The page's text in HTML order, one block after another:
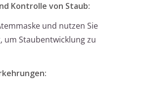
Kontrolle von Staub:
und nutzen Sie
um Staubentwicklung zu